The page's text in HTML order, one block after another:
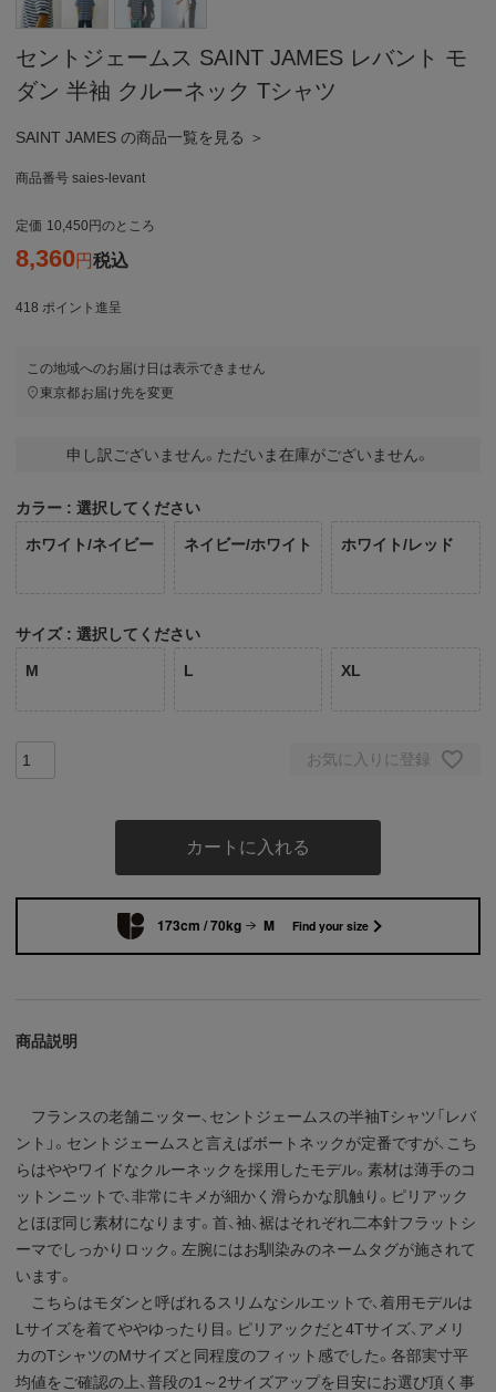
セントジェームス SAINT JAMES レバント モ
ダン 半袖 クルーネック Tシャツ
SAINT JAMES の商品一覧を見る ＞
商品番号 saies-levant
定価 10,450 のところ
8,360 税込
418 ポイント進呈
この地域へのお届け日は表示できません
東京都お届け先を変更
申し訳ございません。ただいま在庫がございません。
カラー 選択してください
ホワイト/ネイビー ネイビー/ホワイト ホワイト/レッド
サイズ 選択してください
M L XL
お気に入りに登録
カートに入れる
173cm / 70kg M Find your size
商品説明
フランスの老舗ニッター、セントジェームスの半袖Tシャツ「レバ
ント」。セントジェームスと言えばボートネックが定番ですが、こち
らはややワイドなクルーネックを採用したモデル。素材は薄手のコ
ットンニットで、非常にキメが細かく滑らかな肌触り。ピリアック
とほぼ同じ素材になります。首、袖、裾はそれぞれ二本針フラットシ
ーマでしっかりロック。左腕にはお馴染みのネームタグが施されて
います。
こちらはモダンと呼ばれるスリムなシルエットで、着用モデルは
Lサイズを着てややゆったり目。ピリアックだと4Tサイズ、アメリ
カのTシャツのMサイズと同程度のフィット感でした。各部実寸平
均値をご確認の上、普段の1～2サイズアップを目安にお選び頂く事